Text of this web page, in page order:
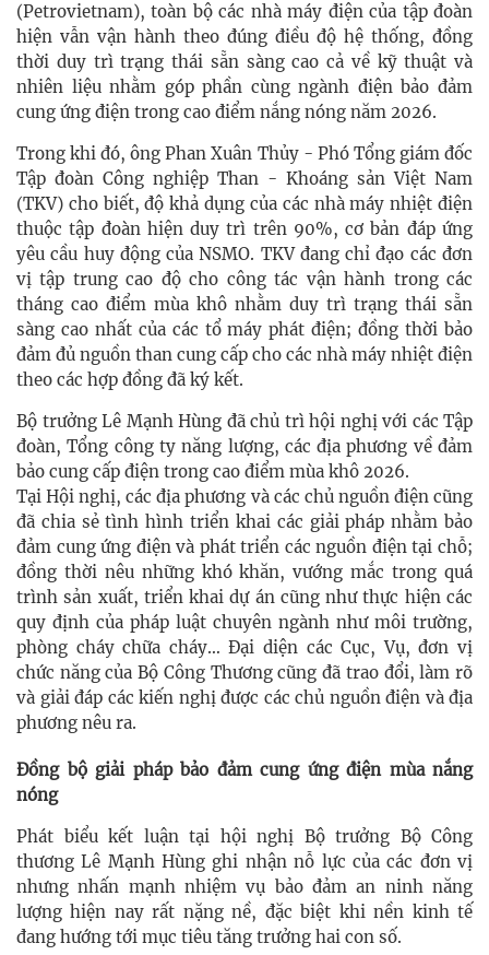
(Petrovietnam), toàn bộ các nhà máy điện của tập đoàn
hiện vẫn vận hành theo đúng điều độ hệ thống, đồng
thời duy trì trạng thái sẵn sàng cao cả về kỹ thuật và
nhiên liệu nhằm góp phần cùng ngành điện bảo đảm
cung ứng điện trong cao điểm nắng nóng năm 2026.
Trong khi đó, ông Phan Xuân Thủy - Phó Tổng giám đốc
Tập đoàn Công nghiệp Than - Khoáng sản Việt Nam
(TKV) cho biết, độ khả dụng của các nhà máy nhiệt điện
thuộc tập đoàn hiện duy trì trên 90%, cơ bản đáp ứng
yêu cầu huy động của NSMO. TKV đang chỉ đạo các đơn
vị tập trung cao độ cho công tác vận hành trong các
tháng cao điểm mùa khô nhằm duy trì trạng thái sẵn
sàng cao nhất của các tổ máy phát điện; đồng thời bảo
đảm đủ nguồn than cung cấp cho các nhà máy nhiệt điện
theo các hợp đồng đã ký kết.
Bộ trưởng Lê Mạnh Hùng đã chủ trì hội nghị với các Tập
đoàn, Tổng công ty năng lượng, các địa phương về đảm
bảo cung cấp điện trong cao điểm mùa khô 2026.
Tại Hội nghị, các địa phương và các chủ nguồn điện cũng
đã chia sẻ tình hình triển khai các giải pháp nhằm bảo
đảm cung ứng điện và phát triển các nguồn điện tại chỗ;
đồng thời nêu những khó khăn, vướng mắc trong quá
trình sản xuất, triển khai dự án cũng như thực hiện các
quy định của pháp luật chuyên ngành như môi trường,
phòng cháy chữa cháy… Đại diện các Cục, Vụ, đơn vị
chức năng của Bộ Công Thương cũng đã trao đổi, làm rõ
và giải đáp các kiến nghị được các chủ nguồn điện và địa
phương nêu ra.
Đồng bộ giải pháp bảo đảm cung ứng điện mùa nắng
nóng
Phát biểu kết luận tại hội nghị Bộ trưởng Bộ Công
thương Lê Mạnh Hùng ghi nhận nỗ lực của các đơn vị
nhưng nhấn mạnh nhiệm vụ bảo đảm an ninh năng
lượng hiện nay rất nặng nề, đặc biệt khi nền kinh tế
đang hướng tới mục tiêu tăng trưởng hai con số.